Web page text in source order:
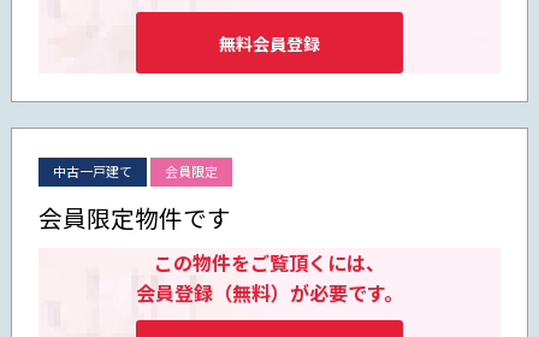
無料会員登録
中古一戸建て 会員限定
会員限定物件です
この物件をご覧頂くには、
会員登録（無料）が必要です。